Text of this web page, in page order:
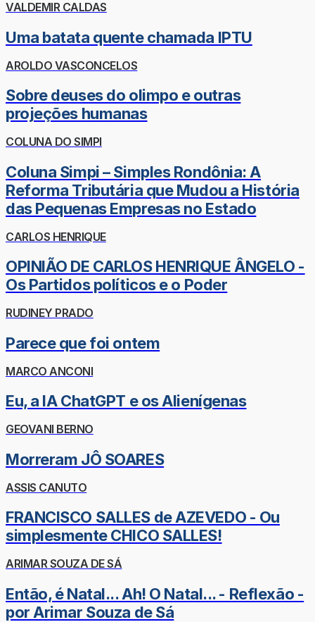
VALDEMIR CALDAS
Uma batata quente chamada IPTU
AROLDO VASCONCELOS
Sobre deuses do olimpo e outras
projeções humanas
COLUNA DO SIMPI
Coluna Simpi – Simples Rondônia: A
Reforma Tributária que Mudou a História
das Pequenas Empresas no Estado
CARLOS HENRIQUE
OPINIÃO DE CARLOS HENRIQUE ÂNGELO -
Os Partidos políticos e o Poder
RUDINEY PRADO
Parece que foi ontem
MARCO ANCONI
Eu, a IA ChatGPT e os Alienígenas
GEOVANI BERNO
Morreram JÔ SOARES
ASSIS CANUTO
FRANCISCO SALLES de AZEVEDO - Ou
simplesmente CHICO SALLES!
ARIMAR SOUZA DE SÁ
Então, é Natal... Ah! O Natal... - Reflexão -
por Arimar Souza de Sá